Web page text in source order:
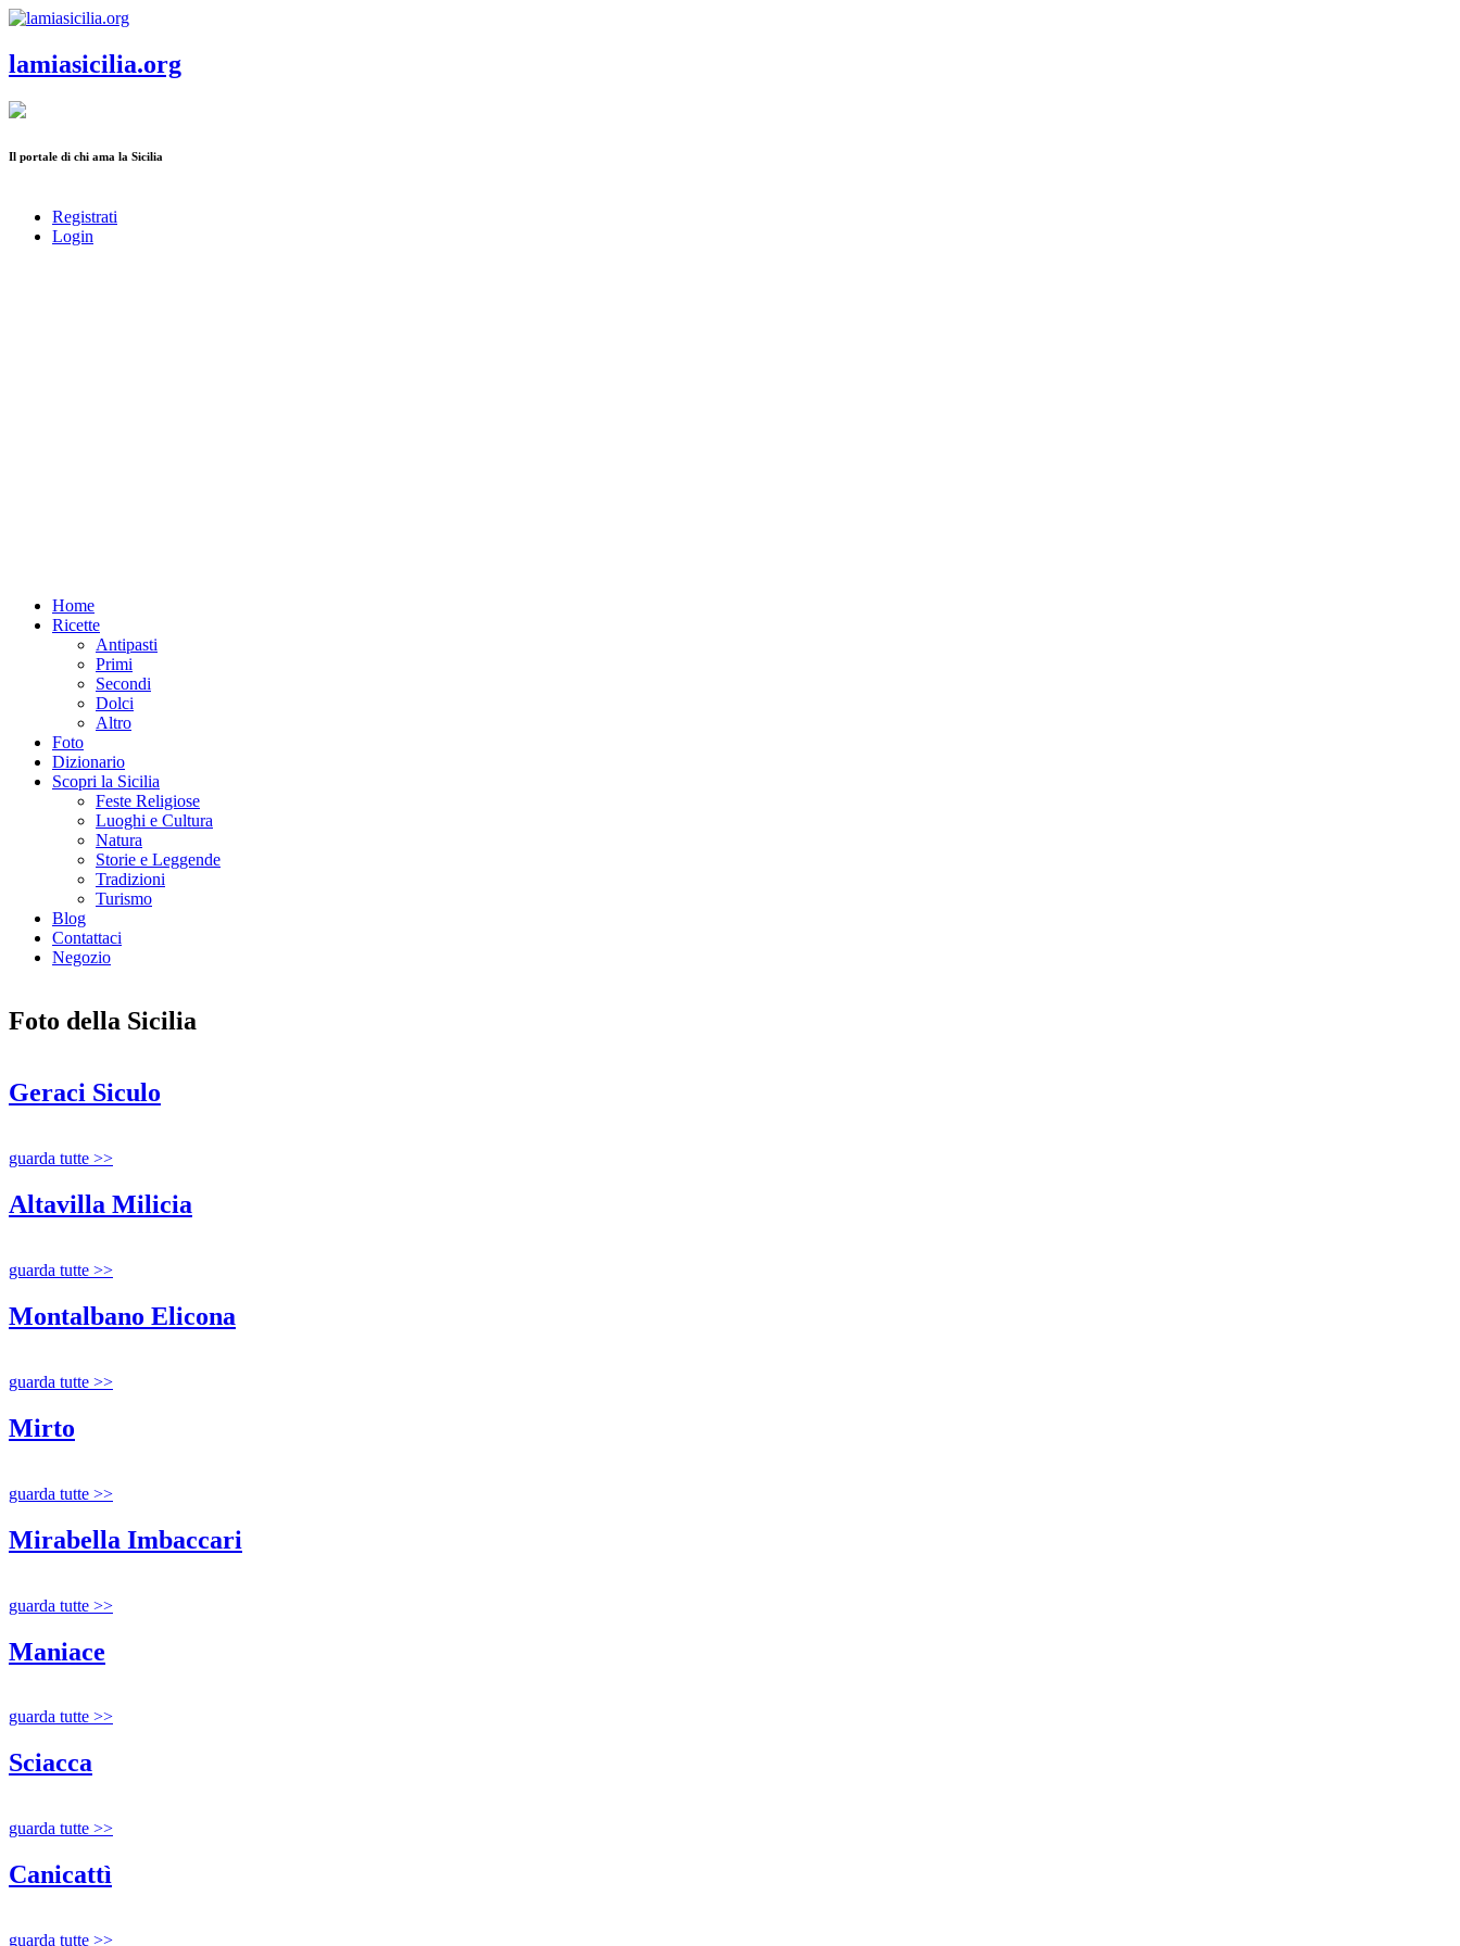
Salta al contenuto principale
lamiasicilia.org
Il portale di chi ama la Sicilia
Registrati
Login
Home
Ricette
Antipasti
Primi
Secondi
Dolci
Altro
Foto
Dizionario
Scopri la Sicilia
Feste Religiose
Luoghi e Cultura
Natura
Storie e Leggende
Tradizioni
Turismo
Blog
Contattaci
Negozio
Foto della Sicilia
Geraci Siculo
guarda tutte >>
Altavilla Milicia
guarda tutte >>
Montalbano Elicona
guarda tutte >>
Mirto
guarda tutte >>
Mirabella Imbaccari
guarda tutte >>
Maniace
guarda tutte >>
Sciacca
guarda tutte >>
Canicattì
guarda tutte >>